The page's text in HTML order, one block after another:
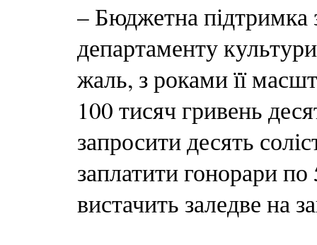
– Бюджетна підтримка
департаменту
жаль, з роками її
100 тисяч гривень
запросити десять
заплатити гонорари по
вистачить заледве на